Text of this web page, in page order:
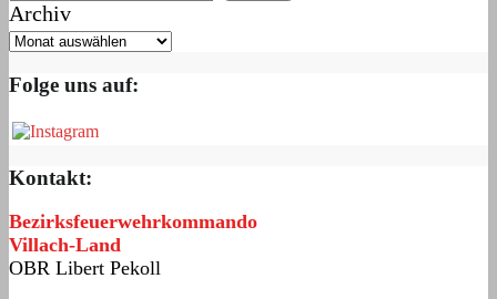
Archiv
Folge uns auf:
Kontakt:
Bezirksfeuerwehrkommando
Villach-Land
OBR Libert Pekoll